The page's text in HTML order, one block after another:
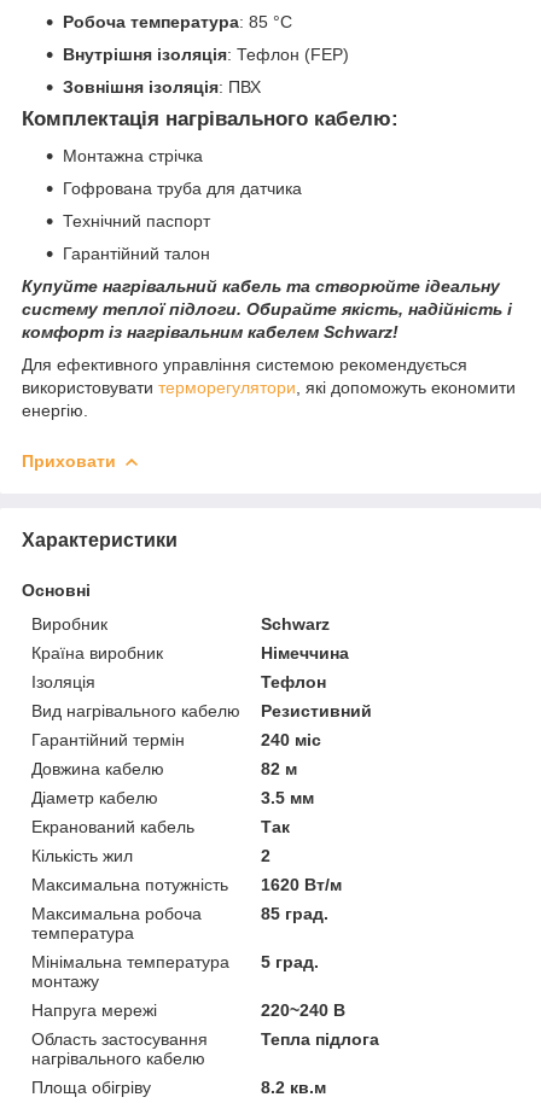
Робоча температура: 85 °C
Внутрішня ізоляція: Тефлон (FEP)
Зовнішня ізоляція: ПВХ
Комплектація нагрівального кабелю:
Монтажна стрічка
Гофрована труба для датчика
Технічний паспорт
Гарантійний талон
Купуйте нагрівальний кабель та створюйте ідеальну
систему теплої підлоги. Обирайте якість, надійність і
комфорт із нагрівальним кабелем Schwarz!
Для ефективного управління системою рекомендується
використовувати терморегулятори , які допоможуть економити
енергію.
Приховати
Характеристики
Основні
Виробник
Schwarz
Країна виробник
Німеччина
Ізоляція
Тефлон
Вид нагрівального кабелю
Резистивний
Гарантійний термін
240 міс
Довжина кабелю
82 м
Діаметр кабелю
3.5 мм
Екранований кабель
Так
Кількість жил
2
Максимальна потужність
1620 Вт/м
Максимальна робоча
температура
85 град.
Мінімальна температура
монтажу
5 град.
Напруга мережі
220~240 В
Область застосування
нагрівального кабелю
Тепла підлога
Площа обігріву 8.2 кв.м